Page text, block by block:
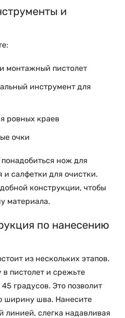
и
монтажный пистолет
инструмент для
ровных краев
очки
нож для
и салфетки для очистки.
конструкции, чтобы
материала.
по нанесению
из нескольких этапов.
в пистолет и срежьте
градусов. Это позволит
ширину шва. Нанесите
линией, слегка надавливая